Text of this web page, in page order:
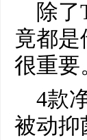
除
竟都
很重要
4款
被动抑